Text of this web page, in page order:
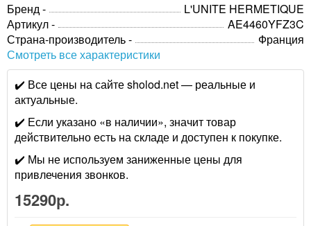
Бренд -
L'UNITE HERMETIQUE
Артикул -
AE4460YFZ3C
Страна-производитель -
Франция
Смотреть все характеристики
✔️ Все цены на сайте sholod.net — реальные и
актуальные.
✔️ Если указано «в наличии», значит товар
действительно есть на складе и доступен к покупке.
✔️ Мы не используем заниженные цены для
привлечения звонков.
15290р.